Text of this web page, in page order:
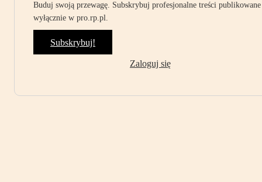
Buduj swoją przewagę. Subskrybuj profesjonalne treści publikowane
wyłącznie w pro.rp.pl.
Subskrybuj!
Zaloguj się